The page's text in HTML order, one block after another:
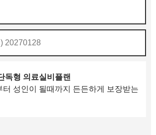
독형 의료실비플랜
터 성인이 될때까지 든든하게 보장받는